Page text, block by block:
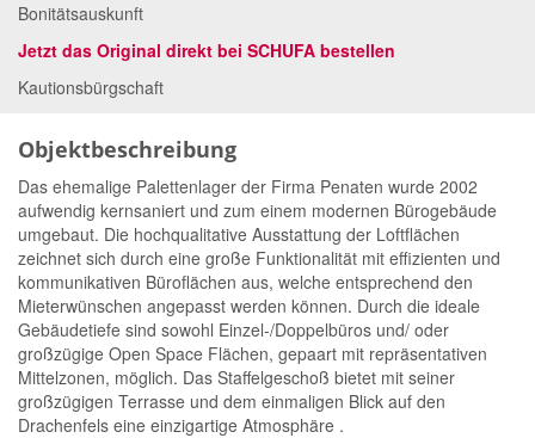
Bonitätsauskunft
Jetzt das Original direkt bei SCHUFA bestellen
Kautionsbürgschaft
Objektbeschreibung
Das ehemalige Palettenlager der Firma Penaten wurde 2002
aufwendig kernsaniert und zum einem modernen Bürogebäude
umgebaut. Die hochqualitative Ausstattung der Loftflächen
zeichnet sich durch eine große Funktionalität mit effizienten und
kommunikativen Büroflächen aus, welche entsprechend den
Mieterwünschen angepasst werden können. Durch die ideale
Gebäudetiefe sind sowohl Einzel-/Doppelbüros und/ oder
großzügige Open Space Flächen, gepaart mit repräsentativen
Mittelzonen, möglich. Das Staffelgeschoß bietet mit seiner
großzügigen Terrasse und dem einmaligen Blick auf den
Drachenfels eine einzigartige Atmosphäre .